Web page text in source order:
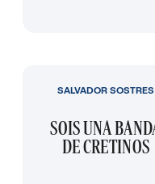
SOIS UNA
DE CRETINOS
SALVADOR SOSTRES